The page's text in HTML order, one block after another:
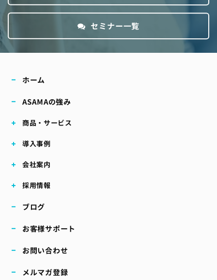
セミナー一覧
ホーム
ASAMAの強み
商品・サービス
導入事例
会社案内
採用情報
ブログ
お客様サポート
お問い合わせ
メルマガ登録